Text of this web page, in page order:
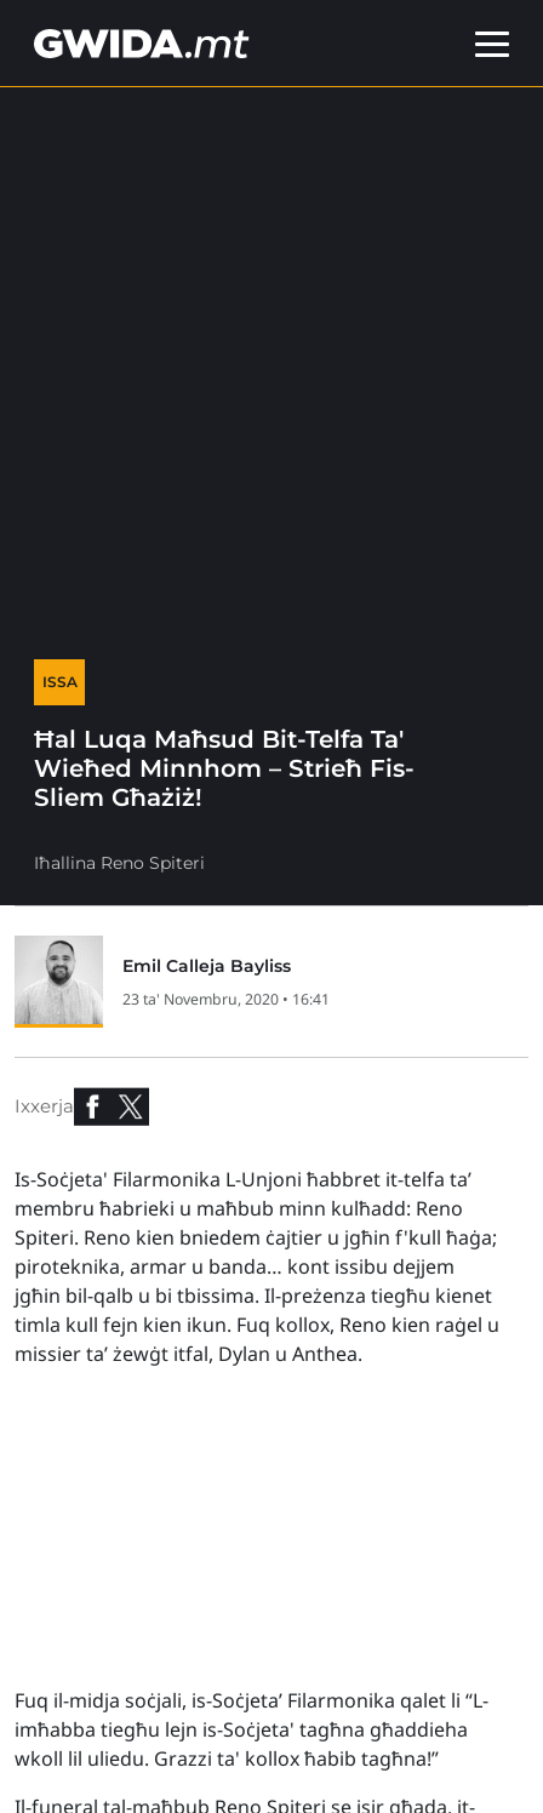
ISSA
Ħal Luqa Maħsud Bit-Telfa Ta'
Wieħed Minnhom – Strieħ Fis-
Sliem Għażiż!
Iħallina Reno Spiteri
Emil Calleja Bayliss
23 ta' Novembru, 2020 • 16:41
Ixxerja
Is-Soċjeta' Filarmonika L-Unjoni ħabbret it-telfa ta’
membru ħabrieki u maħbub minn kulħadd: Reno
Spiteri. Reno kien bniedem ċajtier u jgħin f'kull ħaġa;
piroteknika, armar u banda… kont issibu dejjem
jgħin bil-qalb u bi tbissima. Il-preżenza tiegħu kienet
timla kull fejn kien ikun. Fuq kollox, Reno kien raġel u
missier ta’ żewġt itfal, Dylan u Anthea.
Fuq il-midja soċjali, is-Soċjeta’ Filarmonika qalet li “L-
imħabba tiegħu lejn is-Soċjeta' tagħna għaddieha
wkoll lil uliedu. Grazzi ta' kollox ħabib tagħna!”
Il-funeral tal-maħbub Reno Spiteri se jsir għada, it-